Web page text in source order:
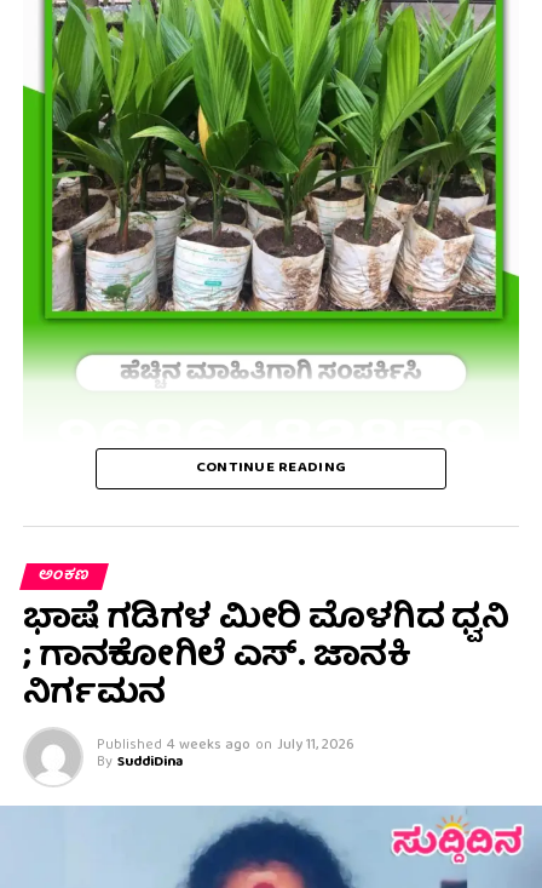
CONTINUE READING
ಅಂಕಣ
ಭಾಷೆ ಗಡಿಗಳ ಮೀರಿ ಮೊಳಗಿದ ಧ್ವನಿ
; ಗಾನಕೋಗಿಲೆ ಎಸ್. ಜಾನಕಿ
ನಿರ್ಗಮನ
Published 4 weeks ago on July 11, 2026
By SuddiDina